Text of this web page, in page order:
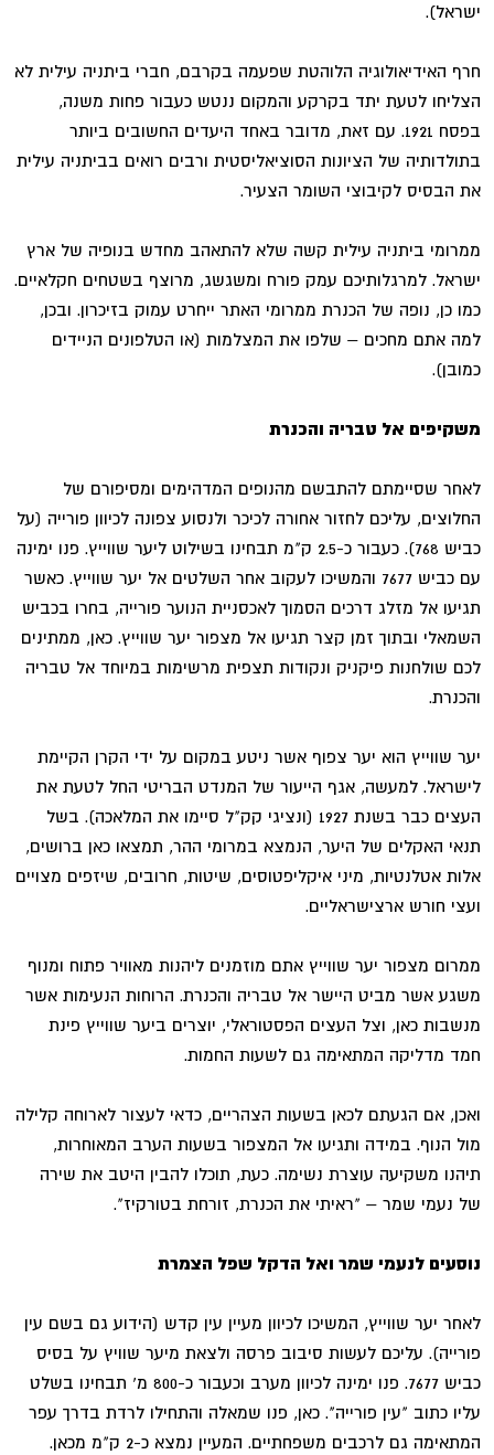
ישראל).
חרף האידיאולוגיה הלוהטת שפעמה בקרבם, חברי ביתניה עילית לא
הצליחו לטעת יתד בקרקע והמקום ננטש כעבור פחות משנה,
בפסח 1921. עם זאת, מדובר באחד היעדים החשובים ביותר
בתולדותיה של הציונות הסוציאליסטית ורבים רואים בביתניה עילית
את הבסיס לקיבוצי השומר הצעיר.
ממרומי ביתניה עילית קשה שלא להתאהב מחדש בנופיה של ארץ
ישראל. למרגלותיכם עמק פורח ומשגשג, מרוצף בשטחים חקלאיים.
כמו כן, נופה של הכנרת ממרומי האתר ייחרט עמוק בזיכרון. ובכן,
למה אתם מחכים – שלפו את המצלמות (או הטלפונים הניידים
כמובן).
משקיפים אל טבריה והכנרת
לאחר שסיימתם להתבשם מהנופים המדהימים ומסיפורם של
החלוצים, עליכם לחזור אחורה לכיכר ולנסוע צפונה לכיוון פורייה (על
כביש 768). כעבור כ-2.5 ק"מ תבחינו בשילוט ליער שווייץ. פנו ימינה
עם כביש 7677 והמשיכו לעקוב אחר השלטים אל יער שווייץ. כאשר
תגיעו אל מזלג דרכים הסמוך לאכסניית הנוער פורייה, בחרו בכביש
השמאלי ובתוך זמן קצר תגיעו אל מצפור יער שווייץ. כאן, ממתינים
לכם שולחנות פיקניק ונקודות תצפית מרשימות במיוחד אל טבריה
והכנרת.
יער שווייץ הוא יער צפוף אשר ניטע במקום על ידי הקרן הקיימת
לישראל. למעשה, אגף הייעור של המנדט הבריטי החל לטעת את
העצים כבר בשנת 1927 (ונציגי קק"ל סיימו את המלאכה). בשל
תנאי האקלים של היער, הנמצא במרומי ההר, תמצאו כאן ברושים,
אלות אטלנטיות, מיני איקליפטוסים, שיטות, חרובים, שיזפים מצויים
ועצי חורש ארצישראליים.
ממרום מצפור יער שווייץ אתם מוזמנים ליהנות מאוויר פתוח ומנוף
משגע אשר מביט היישר אל טבריה והכנרת. הרוחות הנעימות אשר
מנשבות כאן, וצל העצים הפסטוראלי, יוצרים ביער שווייץ פינת
חמד מדליקה המתאימה גם לשעות החמות.
ואכן, אם הגעתם לכאן בשעות הצהריים, כדאי לעצור לארוחה קלילה
מול הנוף. במידה ותגיעו אל המצפור בשעות הערב המאוחרות,
תיהנו משקיעה עוצרת נשימה. כעת, תוכלו להבין היטב את שירה
של נעמי שמר – "ראיתי את הכנרת, זורחת בטורקיז".
נוסעים לנעמי שמר ואל הדקל שפל הצמרת
לאחר יער שווייץ, המשיכו לכיוון מעיין עין קדש (הידוע גם בשם עין
פורייה). עליכם לעשות סיבוב פרסה ולצאת מיער שוויץ על בסיס
כביש 7677. פנו ימינה לכיוון מערב וכעבור כ-800 מ' תבחינו בשלט
עליו כתוב "עין פורייה". כאן, פנו שמאלה והתחילו לרדת בדרך עפר
המתאימה גם לרכבים משפחתיים. המעיין נמצא כ-2 ק"מ מכאן.